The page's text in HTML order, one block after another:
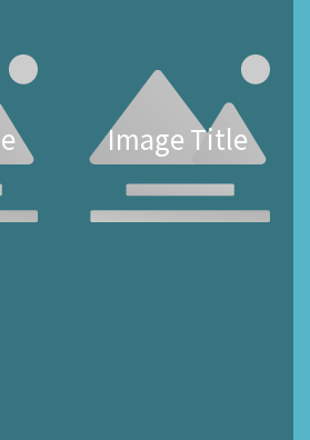
Image Title